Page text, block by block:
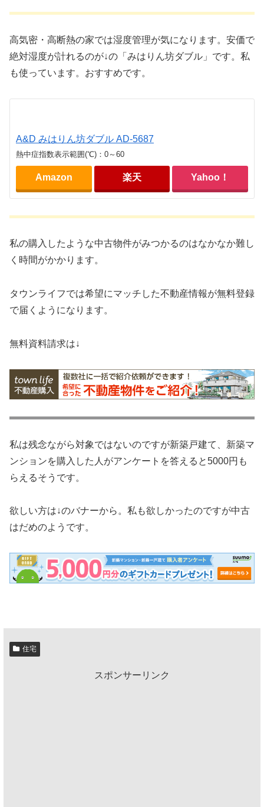
高気密・高断熱の家では湿度管理が気になります。安価で
絶対湿度が計れるのが↓の「みはりん坊ダブル」です。私
も使っています。おすすめです。
A&D みはりん坊ダブル AD-5687
熱中症指数表示範囲(℃)：0～60
Amazon 楽天 Yahoo！
私の購入したような中古物件がみつかるのはなかなか難し
く時間がかかります。
タウンライフでは希望にマッチした不動産情報が無料登録
で届くようになります。
無料資料請求は↓
私は残念ながら対象ではないのですが新築戸建て、新築マ
ンションを購入した人がアンケートを答えると5000円も
らえるそうです。
欲しい方は↓のバナーから。私も欲しかったのですが中古
はだめのようです。
住宅
スポンサーリンク